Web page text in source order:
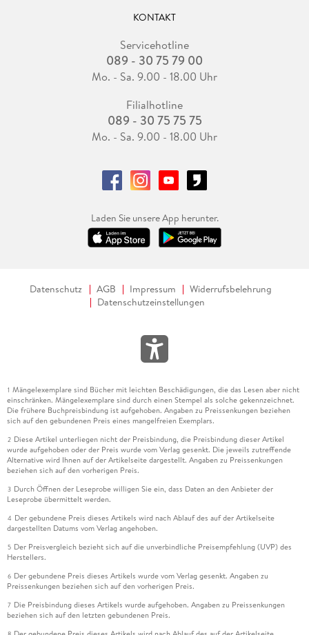
KONTAKT
Servicehotline
089 - 30 75 79 00
Mo. - Sa. 9.00 - 18.00 Uhr
Filialhotline
089 - 30 75 75 75
Mo. - Sa. 9.00 - 18.00 Uhr
Laden Sie unsere App herunter.
Datenschutz AGB Impressum
Widerrufsbelehrung
Datenschutzeinstellungen
1 Mängelexemplare sind Bücher mit leichten Beschädigungen, die das Lesen aber nicht
einschränken. Mängelexemplare sind durch einen Stempel als solche gekennzeichnet.
Die frühere Buchpreisbindung ist aufgehoben. Angaben zu Preissenkungen beziehen
sich auf den gebundenen Preis eines mangelfreien Exemplars.
2 Diese Artikel unterliegen nicht der Preisbindung, die Preisbindung dieser Artikel
wurde aufgehoben oder der Preis wurde vom Verlag gesenkt. Die jeweils zutreffende
Alternative wird Ihnen auf der Artikelseite dargestellt. Angaben zu Preissenkungen
beziehen sich auf den vorherigen Preis.
3 Durch Öffnen der Leseprobe willigen Sie ein, dass Daten an den Anbieter der
Leseprobe übermittelt werden.
4 Der gebundene Preis dieses Artikels wird nach Ablauf des auf der Artikelseite
dargestellten Datums vom Verlag angehoben.
5 Der Preisvergleich bezieht sich auf die unverbindliche Preisempfehlung (UVP) des
Herstellers.
6 Der gebundene Preis dieses Artikels wurde vom Verlag gesenkt. Angaben zu
Preissenkungen beziehen sich auf den vorherigen Preis.
7 Die Preisbindung dieses Artikels wurde aufgehoben. Angaben zu Preissenkungen
beziehen sich auf den letzten gebundenen Preis.